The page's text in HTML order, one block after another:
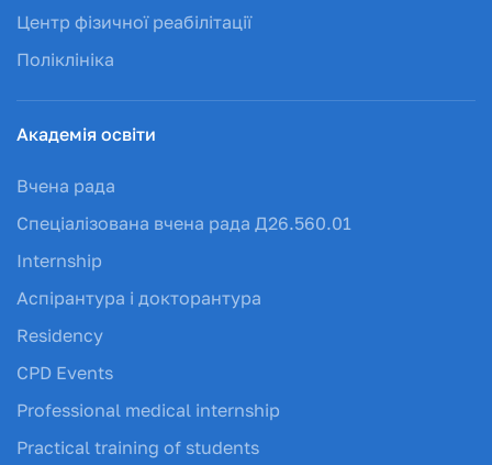
Центр фізичної реабілітації
Поліклініка
Академія освіти
Вчена рада
Спеціалізована вчена рада Д26.560.01
Internship
Аспірантура і докторантура
Residency
CPD Events
Professional medical internship
Practical training of students